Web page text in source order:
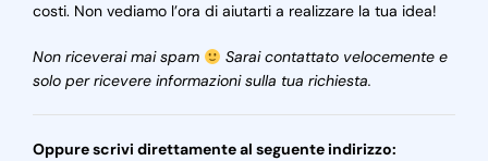
costi. Non vediamo l’ora di aiutarti a realizzare la tua idea!
Non riceverai mai spam
Sarai contattato velocemente e
solo per ricevere informazioni sulla tua richiesta.
Oppure scrivi direttamente al seguente indirizzo: